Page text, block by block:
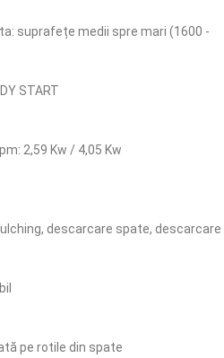
suprafețe medii spre mari (1600 -
START
2,59 Kw / 4,05 Kw
descarcare spate, descarcare
pe rotile din spate